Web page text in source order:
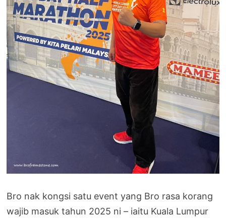
Bro nak kongsi satu event yang Bro rasa korang
wajib masuk tahun 2025 ni – iaitu Kuala Lumpur